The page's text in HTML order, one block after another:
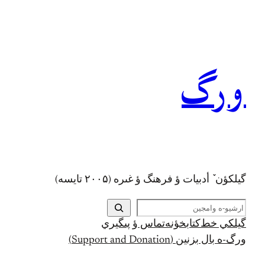
ورگ
گيلکؤن ٚ أدبیات ؤ فرهنگ ؤ غىره (۲۰۰۵ تايسه)
ج
س
ت
ج
گيلکي خط کتابخؤنهتماس ؤ پىگيري
ورگ-ه بال بزنين (Support and Donation)